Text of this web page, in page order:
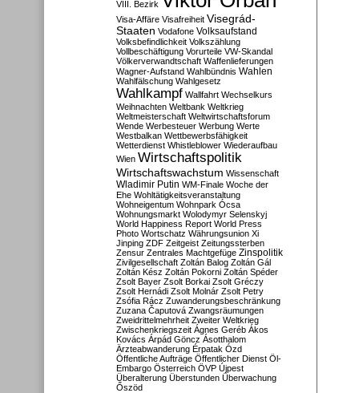
VIII. Bezirk
Visa-Affäre Visafreiheit Visegrád-
Staaten Vodafone Volksaufstand
Volksbefindlichkeit Volkszählung
Vollbeschäftigung Vorurteile VW-Skandal
Völkerverwandtschaft Waffenlieferungen
Wagner-Aufstand Wahlbündnis Wahlen
Wahlfälschung Wahlgesetz
Wahlkampf Wallfahrt Wechselkurs
Weihnachten Weltbank Weltkrieg
Weltmeisterschaft Weltwirtschaftsforum
Wende Werbesteuer Werbung Werte
Westbalkan Wettbewerbsfähigkeit
Wetterdienst Whistleblower Wiederaufbau
Wien Wirtschaftspolitik
Wirtschaftswachstum Wissenschaft
Wladimir Putin WM-Finale Woche der
Ehe Wohltätigkeitsveranstaltung
Wohneigentum Wohnpark Ócsa
Wohnungsmarkt Wolodymyr Selenskyj
World Happiness Report World Press
Photo Wortschatz Währungsunion Xi
Jinping ZDF Zeitgeist Zeitungssterben
Zensur Zentrales Machtgefüge Zinspolitik
Zivilgesellschaft Zoltán Balog Zoltán Gál
Zoltán Kész Zoltán Pokorni Zoltán Spéder
Zsolt Bayer Zsolt Borkai Zsolt Gréczy
Zsolt Hernádi Zsolt Molnár Zsolt Petry
Zsófia Rácz Zuwanderungsbeschränkung
Zuzana Čaputová Zwangsräumungen
Zweidrittelmehrheit Zweiter Weltkrieg
Zwischenkriegszeit Ágnes Geréb Ákos
Kovács Árpád Göncz Ásotthalom
Ärzteabwanderung Érpatak Ózd
Öffentliche Aufträge Öffentlicher Dienst Öl-
Embargo Österreich ÖVP Újpest
Überalterung Überstunden Überwachung
Őszöd